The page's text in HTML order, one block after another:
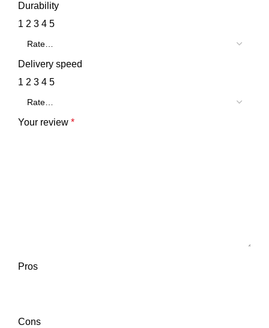
Durability
1 2 3 4 5
Delivery speed
1 2 3 4 5
Your review *
Pros
Cons